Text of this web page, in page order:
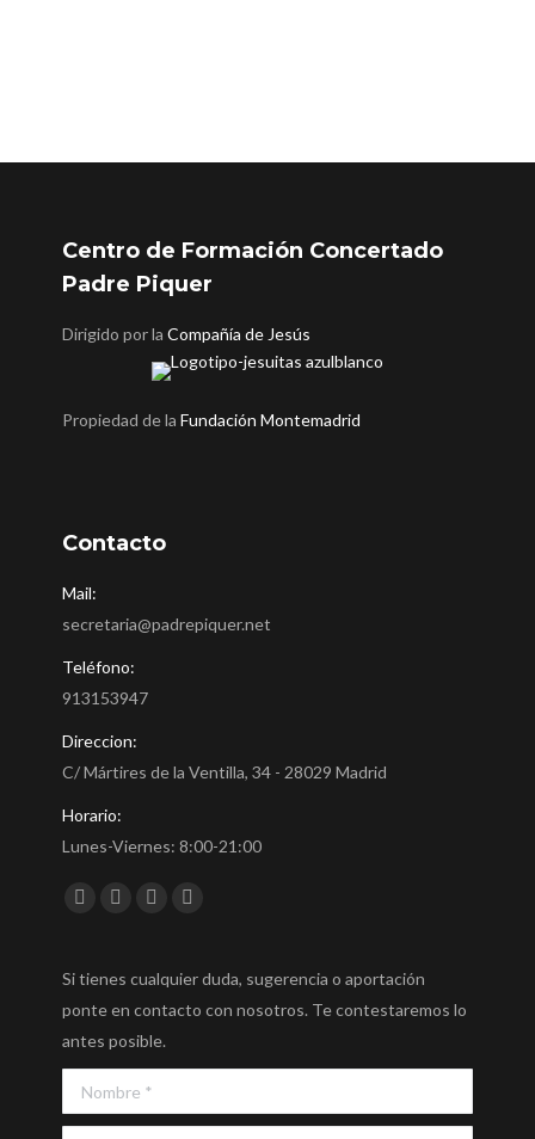
Centro de Formación Concertado
Padre Piquer
Dirigido por laCompañía de Jesús
Propiedad de laFundación Montemadrid
Contacto
Mail:
secretaria@padrepiquer.net
Teléfono:
913153947
Direccion:
C/ Mártires de la Ventilla, 34 - 28029 Madrid
Horario:
Lunes-Viernes: 8:00-21:00
Encuéntranos en:
Si tienes cualquier duda, sugerencia o aportación
ponte en contacto con nosotros. Te contestaremos lo
antes posible.